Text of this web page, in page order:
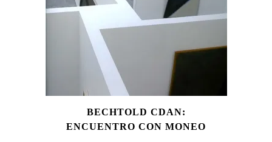
BECHTOLD CDAN:
ENCUENTRO CON MONEO